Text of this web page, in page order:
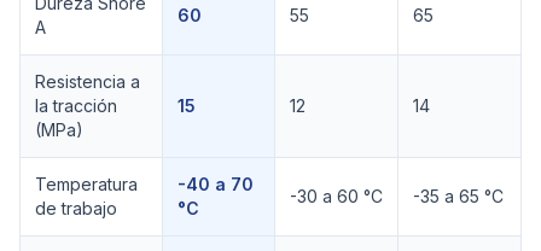
A
60 55 65
Resistencia a
la tracción
(MPa)
15 12 14
Temperatura
de trabajo
-40 a 70
°C
-30 a 60 °C -35 a 65 °C